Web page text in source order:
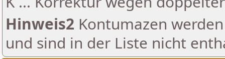
Hinweis2 Kontumazen
und sind in der Liste nicht